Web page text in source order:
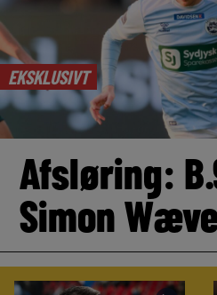
EKSKLUSIVT
Afsløring:
Simon